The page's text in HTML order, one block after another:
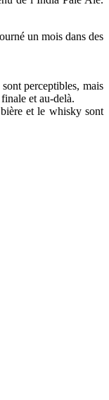
un mois dans des
perceptibles, mais
et au-delà.
et le whisky sont